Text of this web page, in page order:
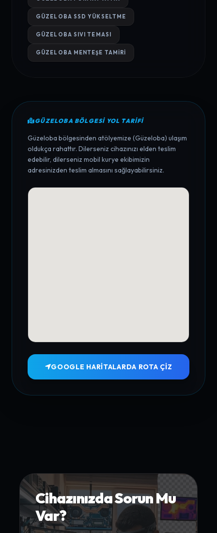
GÜZELOBA SSD YÜKSELTME
GÜZELOBA SIVI TEMASI
GÜZELOBA MENTEŞE TAMIRI
GÜZELOBA BÖLGESI YOL TARIFI
Güzeloba bölgesinden atölyemize (Güzeloba) ulaşım
oldukça rahattır. Dilerseniz cihazınızı elden teslim
edebilir, dilerseniz mobil kurye ekibimizin
adresinizden teslim almasını sağlayabilirsiniz.
GOOGLE HARITALARDA ROTA ÇIZ
Cihazınızda Sorun Mu
Var?